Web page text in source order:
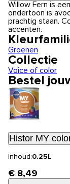
Willow Fern is
ondertoon is
prachtig staan.
accenten.
Groenen
Collectie
Voice of color
Bestel
Histor MY
Inhoud:0.25L
€ 8,49